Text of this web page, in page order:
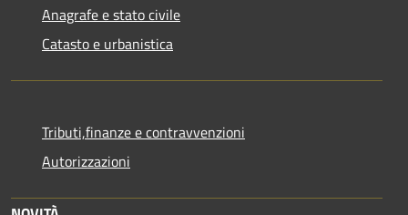
Anagrafe e stato civile
Catasto e urbanistica
Tributi,finanze e contravvenzioni
Autorizzazioni